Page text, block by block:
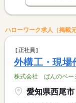
ハローワーク求人（掲載
正社員
外構工・現場
株式会社 ばんのベー
愛知県西尾市